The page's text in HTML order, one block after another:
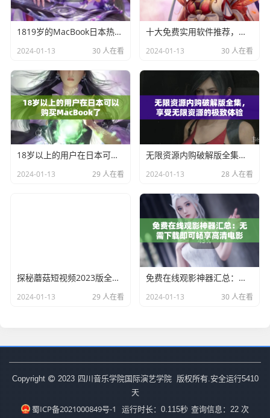
1819岁的MacBook日本热销，成为学生必备
2024-01-13 30 人在看
十大免费实用软件推荐，助力你的工作和学习
2024-01-13 30 人在看
18岁以上的用户在日本可以购买MacBook了
2024-01-13 29 人在看
无限资源内购破解版全集，享受无限资源的极致体验
2024-01-13 28 人在看
探秘蘑菇短视频2023版全新互动体验！
2024-01-13 29 人在看
免费在线观影神器汇总：无需下载即可畅享高清电影
2024-01-13 30 人在看
Copyright 2023 四川音乐学院国际演艺学院 版权所有.安全运行5410
天
蜀ICP备2021000849号-1 运行时长：0.115秒 查询信息：22 次